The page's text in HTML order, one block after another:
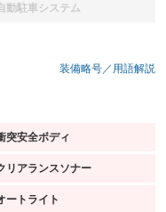
動駐車システム
装備なし
装備略号／用語解説
突安全ボディ
装備あり
リアランスソナー
装備あり
ートライト
装備あり